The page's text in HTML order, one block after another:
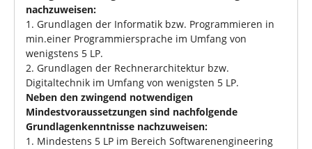
nachzuweisen:
1. Grundlagen der Informatik bzw. Programmieren in
min.einer Programmiersprache im Umfang von
wenigstens 5 LP.
2. Grundlagen der Rechnerarchitektur bzw.
Digitaltechnik im Umfang von wenigsten 5 LP.
Neben den zwingend notwendigen
Mindestvoraussetzungen sind nachfolgende
Grundlagenkenntnisse nachzuweisen:
1. Mindestens 5 LP im Bereich Softwarenengineering